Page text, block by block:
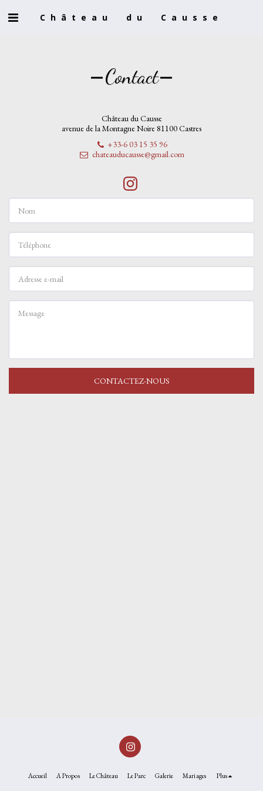
Château du Causse
Contact
Château du Causse
avenue de la Montagne Noire 81100 Castres
+33-6 03 15 35 96
chateauducausse@gmail.com
CONTACTEZ-NOUS
Accueil A Propos Le Château Le Parc Galerie Mariages Plus